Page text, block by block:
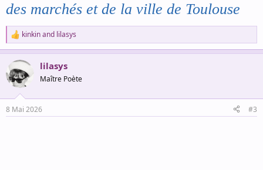
des marchés et de la ville de Toulouse
R
e
a
c
t
i
s
kinkinand lilasys
lilasys
Maître Poète
8 Mai 2026 #3